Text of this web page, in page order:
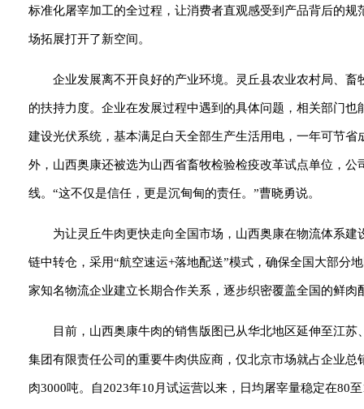
标准化屠宰加工的全过程，让消费者直观感受到产品背后的
场拓展打开了新空间。
企业发展离不开良好的产业环境。灵丘县农业农村局、
的扶持力度。企业在发展过程中遇到的具体问题，相关部门
建设光伏系统，基本满足白天全部生产生活用电，一年可节
外，山西奥康还被选为山西省畜牧检验检疫改革试点单位，
线。“这不仅是信任，更是沉甸甸的责任。”曹晓勇说。
为让灵丘牛肉更快走向全国市场，山西奥康在物流体系
链中转仓，采用“航空速运+落地配送”模式，确保全国大部分
家知名物流企业建立长期合作关系，逐步织密覆盖全国的鲜肉
目前，山西奥康牛肉的销售版图已从华北地区延伸至江
集团有限责任公司的重要牛肉供应商，仅北京市场就占企业
肉3000吨。自2023年10月试运营以来，日均屠宰量稳定在80